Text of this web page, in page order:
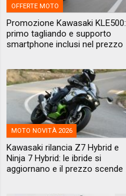
OFFERTE MOTO
Promozione Kawasaki KLE500:
primo tagliando e supporto
smartphone inclusi nel prezzo
MOTO NOVITÀ 2026
Kawasaki rilancia Z7 Hybrid e
Ninja 7 Hybrid: le ibride si
aggiornano e il prezzo scende